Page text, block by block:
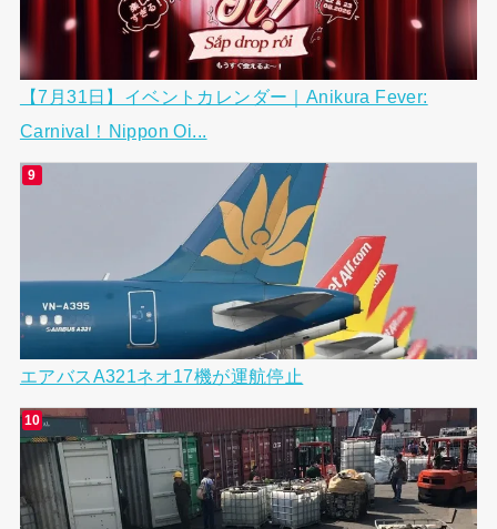
【7月31日】イベントカレンダー｜Anikura Fever:
Carnival！Nippon Oi...
エアバスA321ネオ17機が運航停止